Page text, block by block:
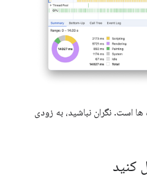
است. نگران نباشید، به زودی
کنید